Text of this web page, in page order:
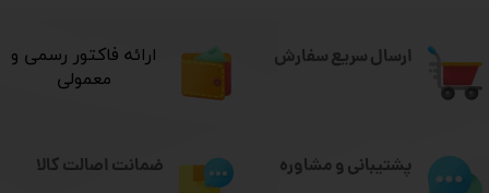
ارسال سریع سفارش
​ارائه فاکتور رسمی و
معمولی
پشتیبانی و مشاوره ضمانت اصالت کالا